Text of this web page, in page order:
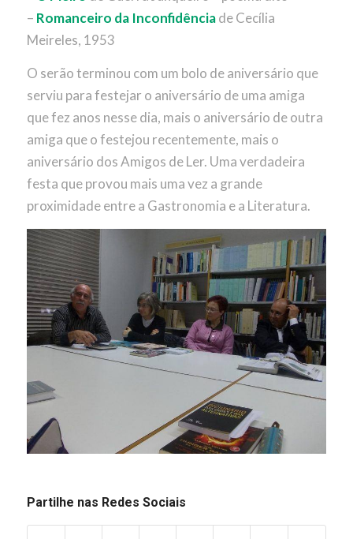
– Romanceiro da Inconfidênciade Cecília
Meireles, 1953
O serão terminou com um bolo de aniversário que
serviu para festejar o aniversário de uma amiga
que fez anos nesse dia, mais o aniversário de outra
amiga que o festejou recentemente, mais o
aniversário dos Amigos de Ler. Uma verdadeira
festa que provou mais uma vez a grande
proximidade entre a Gastronomia e a Literatura.
Partilhe nas Redes Sociais